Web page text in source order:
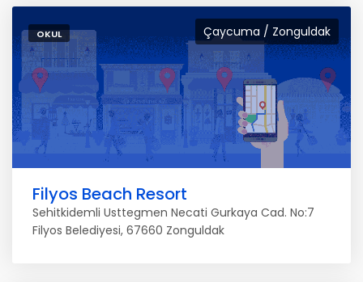
Çaycuma / Zonguldak
OKUL
Filyos Beach Resort
Sehitkidemli Usttegmen Necati Gurkaya Cad. No:7
Filyos Belediyesi, 67660 Zonguldak